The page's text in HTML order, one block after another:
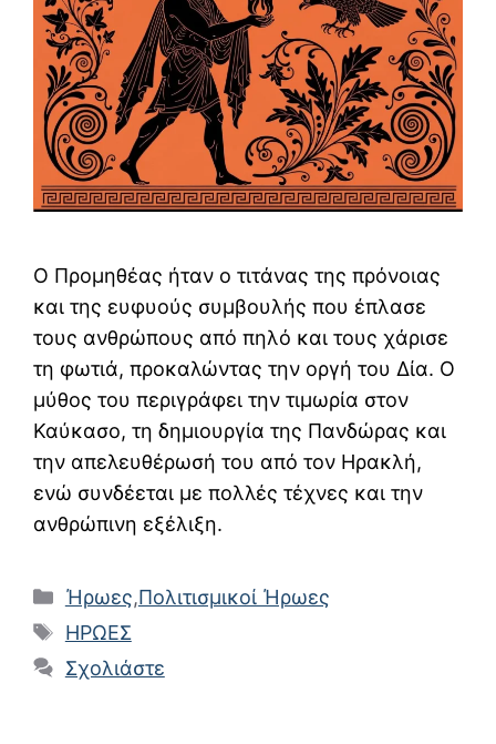
Ο Προμηθέας ήταν ο τιτάνας της πρόνοιας
και της ευφυούς συμβουλής που έπλασε
τους ανθρώπους από πηλό και τους χάρισε
τη φωτιά, προκαλώντας την οργή του Δία. Ο
μύθος του περιγράφει την τιμωρία στον
Καύκασο, τη δημιουργία της Πανδώρας και
την απελευθέρωσή του από τον Ηρακλή,
ενώ συνδέεται με πολλές τέχνες και την
ανθρώπινη εξέλιξη.
Κατηγορίες
Ήρωες,Πολιτισμικοί Ήρωες
Ετικέτες
ΗΡΩΕΣ
Σχολιάστε